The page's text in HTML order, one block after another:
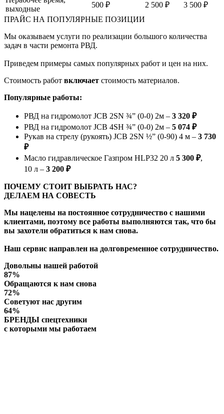
выходные
500 ₽ 2 500 ₽
3 500 ₽
ПРАЙС НА ПОПУЛЯРНЫЕ ПОЗИЦИИ
Мы оказываем услуги по реализации большого количества
задач в части ремонта РВД.
Приведем примеры самых популярных работ и цен на них.
Стоимость работ включает стоимость материалов.
Популярные работы:
РВД на гидромолот JCB 2SN ¾” (0-0) 2м – 3 320 ₽
РВД на гидромолот JCB 4SH ¾” (0-0) 2м – 5 074 ₽
Рукав на стрелу (рукоять) JCB 2SN ½” (0-90) 4 м – 3 730
₽
Масло гидравлическое Газпром HLP32 20 л 5 300 ₽,
10 л – 3 200 ₽
ПОЧЕМУ СТОИТ ВЫБРАТЬ НАС?
ДЕЛАЕМ НА СОВЕСТЬ
Мы нацелены на постоянное сотрудничество с нашими
клиентами, поэтому все работы выполняются так, что бы
вы захотели обратиться к нам снова.
Наш сервис направлен на долговременное сотрудничество.
Довольны нашей работой
87%
Обращаются к нам снова
72%
Советуют нас другим
64%
БРЕНДЫ спецтехники
с которыми мы работаем